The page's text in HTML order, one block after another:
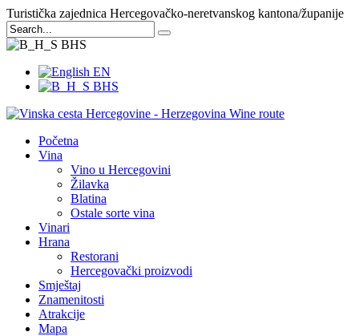
Turistička zajednica Hercegovačko-neretvanskog kantona/županije
BHS
EN
BHS
Početna
Vina
Vino u Hercegovini
Žilavka
Blatina
Ostale sorte vina
Vinari
Hrana
Restorani
Hercegovački proizvodi
Smještaj
Znamenitosti
Atrakcije
Mapa